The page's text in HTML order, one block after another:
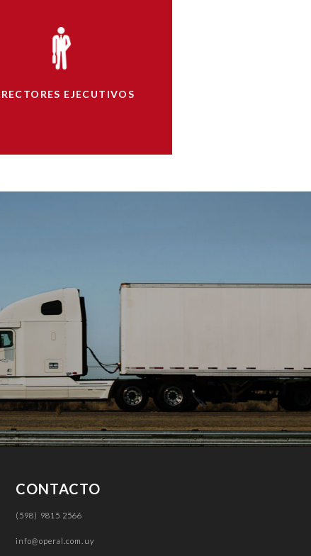
EJECUTIVOS
CONTACTO
(598) 9815 2566
info@operal.com.uy